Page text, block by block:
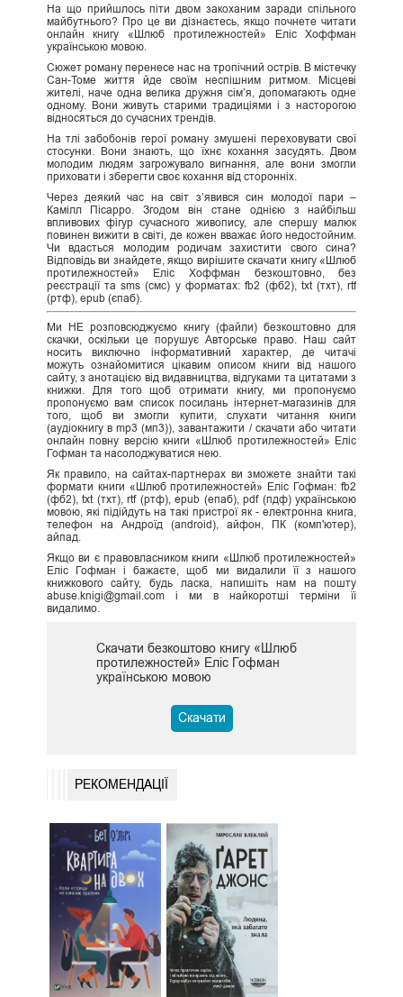
На що прийшлось піти двом закоханим заради спільного
майбутнього? Про це ви дізнаєтесь, якщо почнете читати
онлайн книгу «Шлюб протилежностей» Еліс Хоффман
українською мовою.
Сюжет роману перенесе нас на тропічний острів. В містечку
Сан-Томе життя йде своїм неспішним ритмом. Місцеві
жителі, наче одна велика дружня сім’я, допомагають одне
одному. Вони живуть старими традиціями і з насторогою
відносяться до сучасних трендів.
На тлі забобонів герої роману змушені переховувати свої
стосунки. Вони знають, що їхнє кохання засудять. Двом
молодим людям загрожувало вигнання, але вони змогли
приховати і зберегти своє кохання від сторонніх.
Через деякий час на світ з’явився син молодої пари –
Камілл Пісарро. Згодом він стане однією з найбільш
впливових фігур сучасного живопису, але спершу малюк
повинен вижити в світі, де кожен вважає його недостойним.
Чи вдасться молодим родичам захистити свого сина?
Відповідь ви знайдете, якщо вирішите скачати книгу «Шлюб
протилежностей» Еліс Хоффман безкоштовно, без
реєстрації та sms (смс) у форматах: fb2 (фб2), txt (тхт), rtf
(ртф), epub (єпаб).
Ми НЕ розповсюджуємо книгу (файли) безкоштовно для
скачки, оскільки це порушує Авторське право. Наш сайт
носить виключно інформативний характер, де читачі
можуть ознайомитися цікавим описом книги від нашого
сайту, з анотацією від видавництва, відгуками та цитатами з
книжки. Для того щоб отримати книгу, ми пропонуємо
пропонуємо вам список посилань інтернет-магазинів для
того, щоб ви змогли купити, слухати читання книги
(аудіокнигу в mp3 (мп3)), завантажити / скачати або читати
онлайн повну версію книги «Шлюб протилежностей» Еліс
Гофман та насолоджуватися нею.
Як правило, на сайтах-партнерах ви зможете знайти такі
формати книги «Шлюб протилежностей» Еліс Гофман: fb2
(фб2), txt (тхт), rtf (ртф), epub (епаб), pdf (пдф) українською
мовою, які підійдуть на такі пристрої як - електронна книга,
телефон на Андроїд (android), айфон, ПК (комп'ютер),
айпад.
Якщо ви є правовласником книги «Шлюб протилежностей»
Еліс Гофман і бажаєте, щоб ми видалили її з нашого
книжкового сайту, будь ласка, напишіть нам на пошту
abuse.knigi@gmail.com і ми в найкоротші терміни її
видалимо.
Скачати безкоштово книгу «Шлюб
протилежностей» Еліс Гофман
українською мовою
Скачати
РЕКОМЕНДАЦІЇ